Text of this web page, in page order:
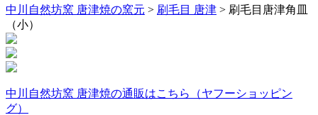
中川自然坊窯 唐津焼の窯元 > 刷毛目 唐津 > 刷毛目唐津角皿
（小）
中川自然坊窯 唐津焼の通販はこちら（ヤフーショッピン
グ）